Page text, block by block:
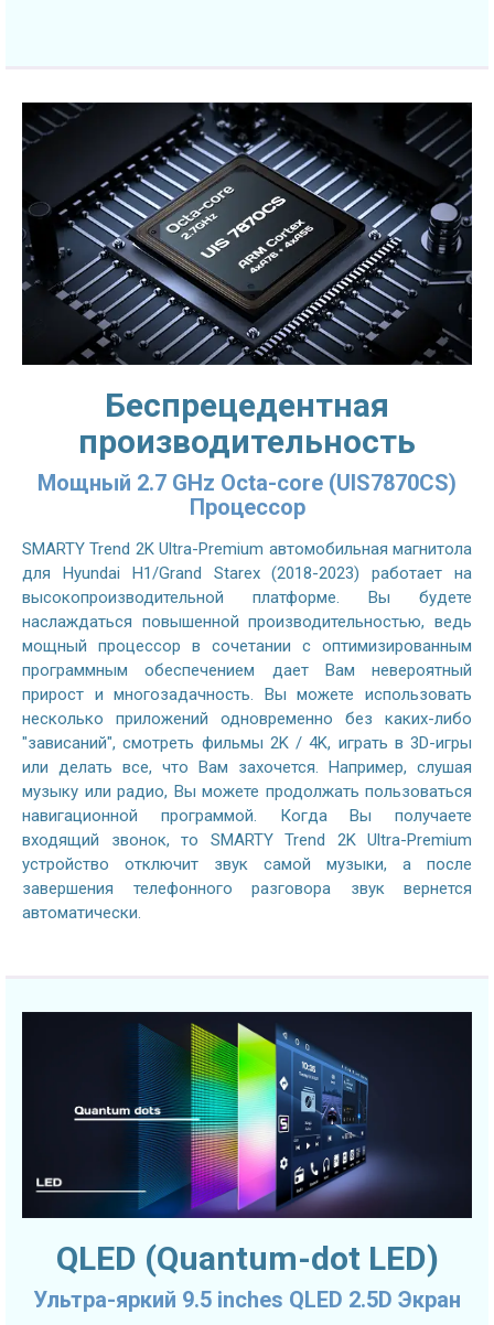
Беспрецедентная
производительность
Мощный 2.7 GHz Octa-core (UIS7870CS)
Процессор
SMARTY Trend 2K Ultra-Premium автомобильная магнитола
для Hyundai H1/Grand Starex (2018-2023) работает на
высокопроизводительной платформе. Вы будете
наслаждаться повышенной производительностью, ведь
мощный процессор в сочетании с оптимизированным
программным обеспечением дает Вам невероятный
прирост и многозадачность. Вы можете использовать
несколько приложений одновременно без каких-либо
"зависаний", смотреть фильмы 2K / 4K, играть в 3D-игры
или делать все, что Вам захочется. Например, слушая
музыку или радио, Вы можете продолжать пользоваться
навигационной программой. Когда Вы получаете
входящий звонок, то SMARTY Trend 2K Ultra-Premium
устройство отключит звук самой музыки, а после
завершения телефонного разговора звук вернется
автоматически.
QLED (Quantum-dot LED)
Ультра-яркий 9.5 inches QLED 2.5D Экран